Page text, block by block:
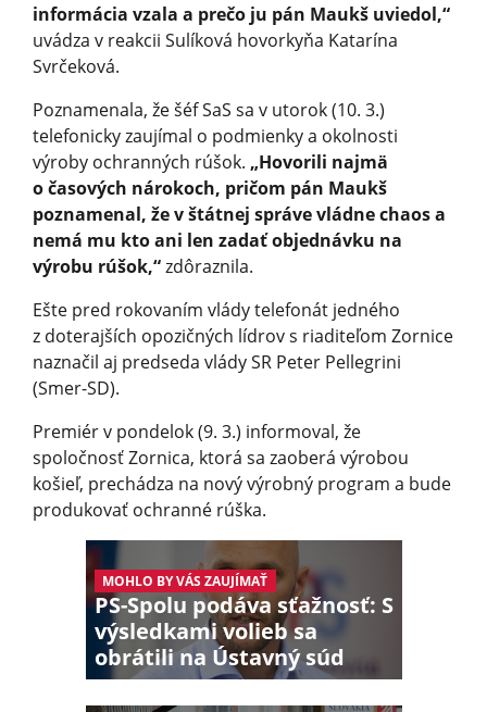
informácia vzala a prečo ju pán Maukš uviedol,“
uvádza v reakcii Sulíková hovorkyňa Katarína
Svrčeková.
Poznamenala, že šéf SaS sa v utorok (10. 3.)
telefonicky zaujímal o podmienky a okolnosti
výroby ochranných rúšok. „Hovorili najmä
o časových nárokoch, pričom pán Maukš
poznamenal, že v štátnej správe vládne chaos a
nemá mu kto ani len zadať objednávku na
výrobu rúšok,“zdôraznila.
Ešte pred rokovaním vlády telefonát jedného
z doterajších opozičných lídrov s riaditeľom Zornice
naznačil aj predseda vlády SR Peter Pellegrini
(Smer-SD).
Premiér v pondelok (9. 3.) informoval, že
spoločnosť Zornica, ktorá sa zaoberá výrobou
košieľ, prechádza na nový výrobný program a bude
produkovať ochranné rúška.
MOHLO BY VÁS ZAUJÍMAŤ
PS-Spolu podáva sťažnosť: S
výsledkami volieb sa
obrátili na Ústavný súd